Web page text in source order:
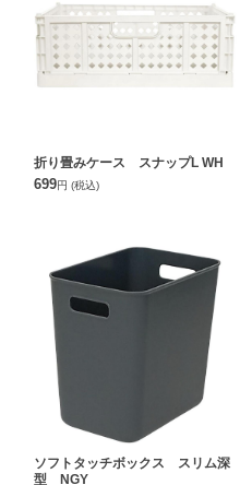
折り畳みケース スナップL WH
699円 (税込)
ソフトタッチボックス スリム深
型 NGY